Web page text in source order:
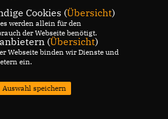
Cookies (Übersicht)
werden allein für den
der Webseite benötigt.
(Übersicht)
Webseite binden wir Dienste und
ein.
Auswahl speichern